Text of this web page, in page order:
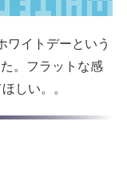
イトデーという
。フラットな感
しい。。